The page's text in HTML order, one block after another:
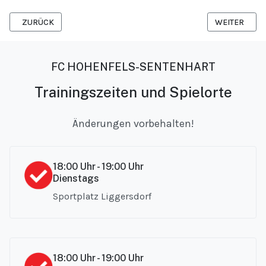
VORHERIGER BEITRAG: F-JUNIOREN
ZURÜCK NÄCHSTER
WEITER
FC HOHENFELS-SENTENHART
Trainingszeiten und Spielorte
Änderungen vorbehalten!
18:00 Uhr - 19:00 Uhr
Dienstags
Sportplatz Liggersdorf
18:00 Uhr - 19:00 Uhr